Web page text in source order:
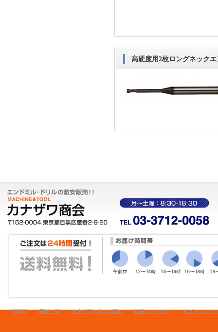
高硬度用2枚ロングネック
HOME 商品一覧 カナザワの3つの満足 取扱いメーカー オプションサ